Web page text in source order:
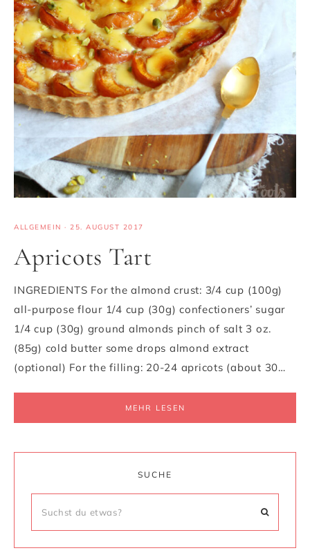
ALLGEMEIN · 25. AUGUST 2017
Apricots Tart
INGREDIENTS For the almond crust: 3/4 cup (100g)
all-purpose flour 1/4 cup (30g) confectioners’ sugar
1/4 cup (30g) ground almonds pinch of salt 3 oz.
(85g) cold butter some drops almond extract
(optional) For the filling: 20-24 apricots (about 30…
MEHR LESEN
SUCHE